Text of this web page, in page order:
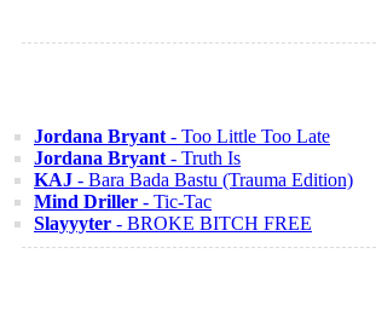
Jordana Bryant - Too Little Too Late
Jordana Bryant - Truth Is
KAJ - Bara Bada Bastu (Trauma Edition)
Mind Driller - Tic-Tac
Slayyyter - BROKE BITCH FREE